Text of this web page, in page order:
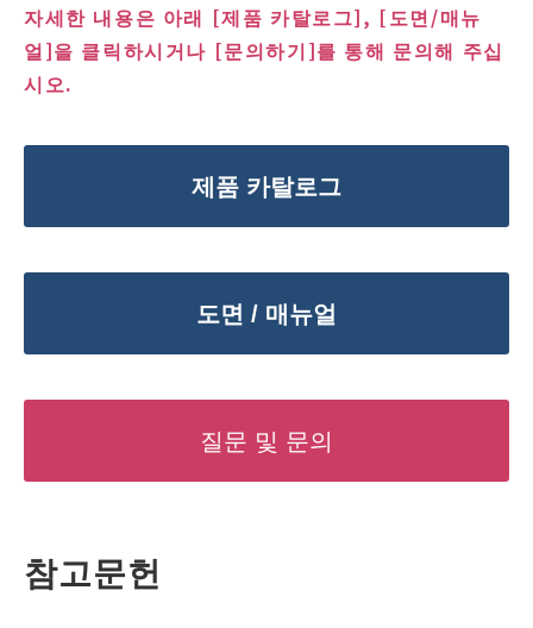
자세한 내용은 아래 [제품 카탈로그], [도면/매뉴
얼]을 클릭하시거나 [문의하기]를 통해 문의해 주십
시오.
제품 카탈로그
도면 / 매뉴얼
질문 및 문의
참고문헌